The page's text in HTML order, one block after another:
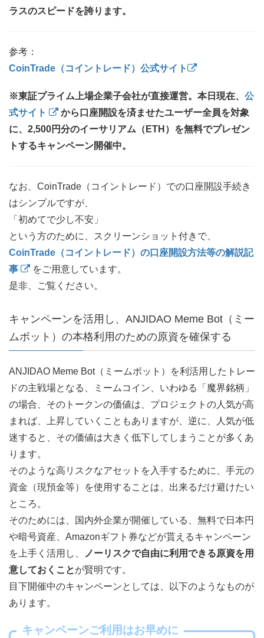
ラスのスピードを誇ります。
参考：
CoinTrade（コイントレード）公式サイト
※東証プライム上場企業子会社が直接運営。本日現在、 公
式サイト
から口座開設を済ませたユーザー全員を対象
に、2,500円分のイーサリアム（ETH）を無料でプレゼン
トするキャンペーン開催中。
なお、CoinTrade（コイントレード）での口座開設手続き
はシンプルですが、
「初めてで少し不安」
という方のために、スクリーンショット付きで、
CoinTrade（コイントレード）の口座開設方法等の解説記
事
をご用意しています。
是非、ご覧ください。
キャンペーンを活用し、ANJIDAO Meme Bot（ミー
ムボット）の本格利用のための原資を確保する
ANJIDAO Meme Bot（ミームボット）を利活用したトレー
ドの主戦場となる、ミームコイン、いわゆる「魔界銘柄」
の場合、そのトークンの価値は、プロジェクトの人気が高
まれば、上昇していくこともありますが、逆に、人気が低
迷すると、その価値は大きく低下してしまうことが多くあ
ります。
そのような高リスクなアセットを入手するために、手元の
資金（現預金等）を使用することは、出来るだけ避けたい
ところ。
そのためには、国内外企業が開催している、無料で日本円
や暗号資産、Amazonギフト券などが貰えるキャンペーン
を上手く活用し、
ノーリスクで自由に利用できる原資を用
意しておくことが賢明です。
目下開催中のキャンペーンとしては、以下のようなものが
あります。
キャンペーンご利用はお早めに